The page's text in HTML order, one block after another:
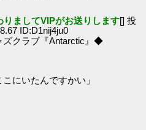
りましてVIPがお送りします[] 投
ID:D1nij4ju0
クラブ『Antarctic』◆
にいたんですかい」